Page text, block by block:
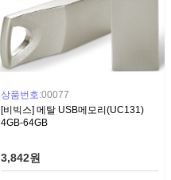
상품번호:00077
[비빅스] 메탈 USB메모리(UC131)
4GB-64GB
3,842원